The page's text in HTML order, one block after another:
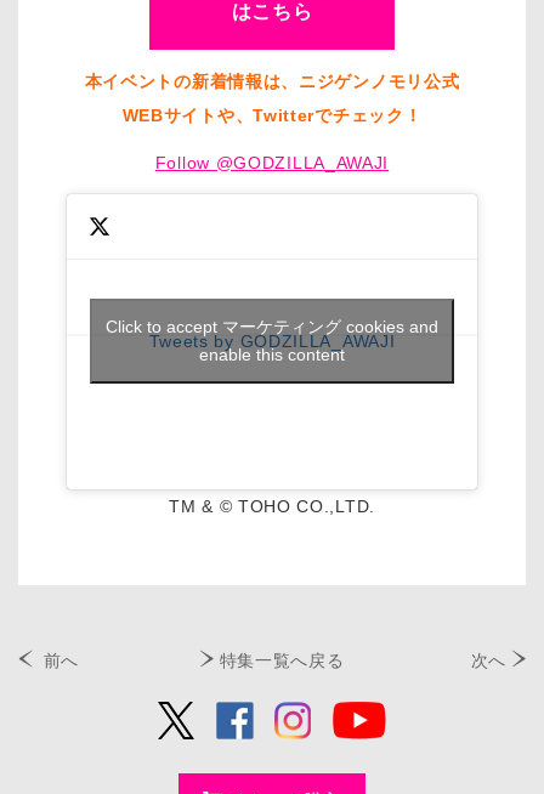
はこちら
本イベントの新着情報は、ニジゲンノモリ公式
WEBサイトや、Twitterでチェック！
Follow @GODZILLA_AWAJI
Tweets by GODZILLA_AWAJI
Click to accept マーケティング cookies and
enable this content
TM & © TOHO CO.,LTD.
前へ 特集一覧へ戻る 次へ